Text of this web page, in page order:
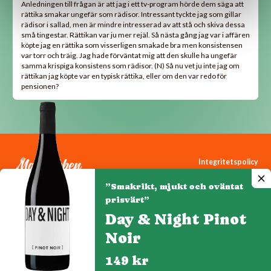
Anledningen till frågan är att jag i ett tv-program hörde dem säga att
rättika smakar ungefär som rädisor. Intressant tyckte jag som gillar
rädisor i sallad, men är mindre intresserad av att stå och skiva dessa
små tingestar. Rättikan var ju mer rejäl. Så nästa gång jag var i affären
köpte jag en rättika som visserligen smakade bra men konsistensen
var torr och träig. Jag hade förväntat mig att den skulle ha ungefär
samma krispiga konsistens som rädisor. (N) Så nu vet ju inte jag om
rättikan jag köpte var en typisk rättika, eller om den var redo för
pensionen?
Integritetspolicy
Cookiepolicy
Denna webbplats drivs av Vinklubben i Norden AB
© 2026 mytaste.se
”Smakrikt, mjukt och oväntat
prisvärt”
Day & Night Pinot
Noir
149 kr